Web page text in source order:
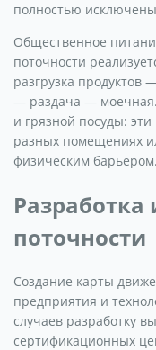
полностью
Общественное
поточности
разгрузка
— раздача —
и грязной посуды:
разных помещениях
физическим барьером.
поточности
Создание карты
предприятия и
случаев разработку
сертификационных